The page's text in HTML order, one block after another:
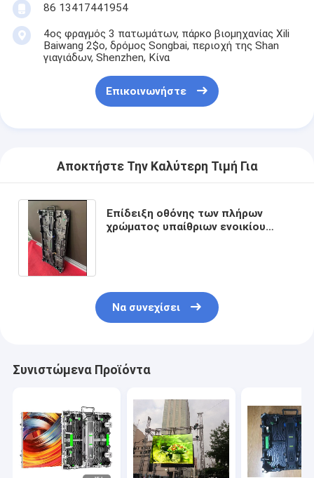
86 13417441954
4ος φραγμός 3 πατωμάτων, πάρκο βιομηχανίας Xili
Baiwang 2$ο, δρόμος Songbai, περιοχή της Shan
γιαγιάδων, Shenzhen, Κίνα
Επικοινωνήστε
Αποκτήστε Την Καλύτερη Τιμή Για
Επίδειξη οθόνης των πλήρων
χρώματος υπαίθριων ενοικίου
Να συνεχίσει
Συνιστώμενα Προϊόντα